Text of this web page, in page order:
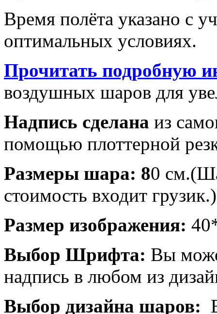
Время полёта указано с
оптимальных условиях.
Прочитать подробную
воздушных шаров для
Надпись сделана из
помощью плоттерной
Размеры шара: 80
стоимость входит грузик.)
Размер изображения:
Выбор Шрифта: Вы
надпись в любом из
Выбор дизайна шаров: